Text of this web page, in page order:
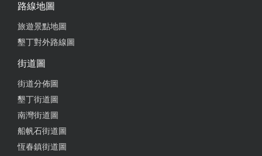
路線地圖
旅遊景點地圖
墾丁對外路線圖
街道圖
街道分佈圖
墾丁街道圖
南灣街道圖
船帆石街道圖
恆春鎮街道圖